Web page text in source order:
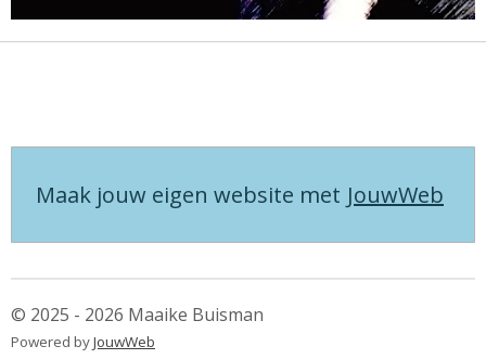
Maak jouw eigen website met JouwWeb
© 2025 - 2026 Maaike Buisman
Powered byJouwWeb